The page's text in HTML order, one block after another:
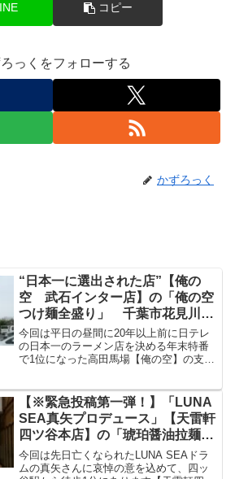
コピー
っくをフォローする
かずろっく
“日本一に選出された店”【俺の
空 武石インター店】の「俺の空
つけ麺全盛り」 千葉市花見川区
ラーメン・つけ麺 【俺の空】
今回は平日の昼間に20年以上前に日テレ
の日本一のラーメン店を決める年末特番
で1位になった高田馬場【俺の空】の支店
はありませんが、当時の味をできるだけ
思い出しながら伝えていきたいと思いま
す。
【※緊急投稿第一弾！】「LUNA
SEA真矢プロデュース」【天雷軒
四ツ谷本店】の「琥珀醤油拉麺全
部乗せ」 LUNA SEA真矢ラー
メン 四ッ谷駅ラーメン
今回は先日亡くなられたLUNA SEAドラ
ムの真矢さんに哀悼の意を込めて、四ッ